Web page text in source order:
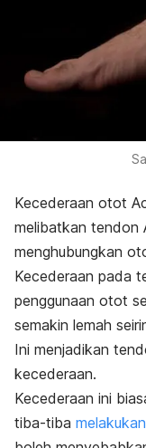
Kecederaan otot
melibatkan tendon
menghubungkan
Kecederaan pada
penggunaan otot
semakin lemah
Ini menjadikan
kecederaan.
Kecederaan ini
tiba-tiba